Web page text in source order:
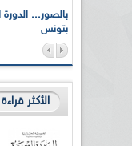
بتونس
الأكثر قراءة